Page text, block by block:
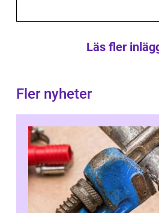
Läs fler
Fler nyheter